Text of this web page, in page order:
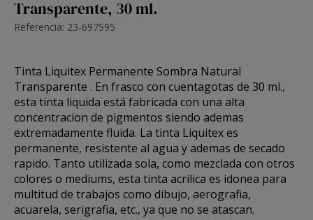
Transparente, 30 ml.
Referencia: 23-697595
Tinta Liquitex Permanente Sombra Natural
Transparente . En frasco con cuentagotas de 30 ml.,
esta tinta liquida está fabricada con una alta
concentracion de pigmentos siendo ademas
extremadamente fluida. La tinta Liquitex es
permanente, resistente al agua y ademas de secado
rapido. Tanto utilizada sola, como mezclada con otros
colores o mediums, esta tinta acrilica es idonea para
multitud de trabajos como dibujo, aerografia,
acuarela, serigrafia, etc., ya que no se atascan.